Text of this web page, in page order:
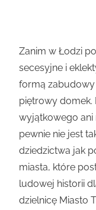
Zanim w Łodzi
secesyjne i
formą
piętrowy domek.
wyjątkowego
pewnie nie jest
dziedzictwa jak
miasta, które
ludowej historii
dzielnicę Miasto